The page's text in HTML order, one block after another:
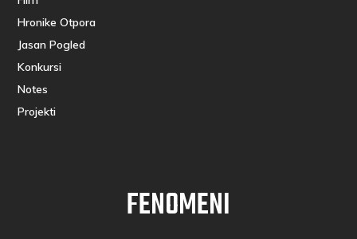
Hronike Otpora
Jasan Pogled
Konkursi
Notes
Projekti
FENOMENI